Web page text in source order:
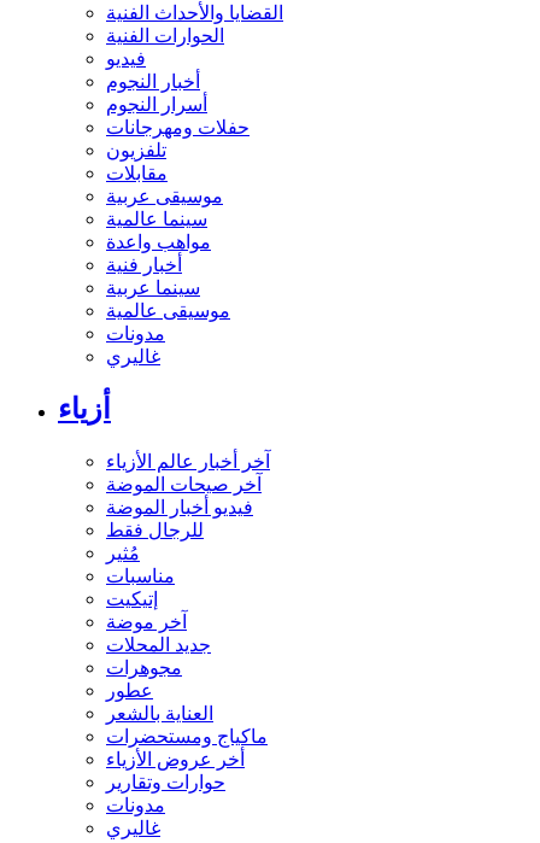
القضايا والأحداث الفنية
الحوارات الفنية
فيديو
أخبار النجوم
أسرار النجوم
حفلات ومهرجانات
تلفزيون
مقابلات
موسيقى عربية
سينما عالمية
مواهب واعدة
أخبار فنية
سينما عربية
موسيقى عالمية
مدونات
غاليري
أزياء
آخر أخبار عالم الأزياء
آخر صيحات الموضة
فيديو أخبار الموضة
للرجال فقط
مُثير
مناسبات
إتيكيت
آخر موضة
جديد المحلات
مجوهرات
عطور
العناية بالشعر
ماكياج ومستحضرات
أخر عروض الأزياء
حوارات وتقارير
مدونات
غاليري